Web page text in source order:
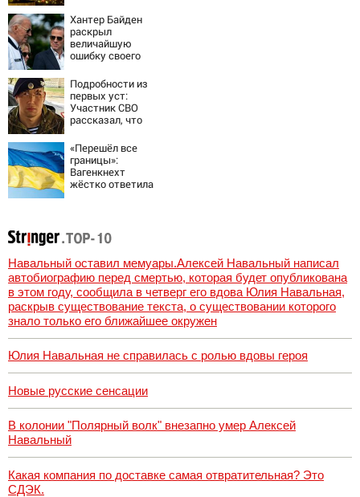
крах режима
Зеленского
Хантер Байден
раскрыл
величайшую
ошибку своего
бездействие
против Трампа
Подробности из
первых уст:
Участник СВО
рассказал, что
схватке с
медведем
«Перешёл все
границы»:
Вагенкнехт
жёстко ответила
Навальный оставил мемуары.Алексей Навальный написал
автобиографию перед смертью, которая будет опубликована
в этом году, сообщила в четверг его вдова Юлия Навальная,
раскрыв существование текста, о существовании которого
знало только его ближайшее окружен
Юлия Навальная не справилась с ролью вдовы героя
Новые русские сенсации
В колонии "Полярный волк" внезапно умер Алексей
Навальный
Какая компания по доставке самая отвратительная? Это
СДЭК.